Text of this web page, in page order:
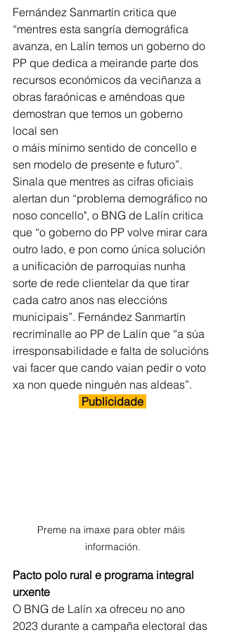
Fernández Sanmartín critica que
“mentres esta sangría demográfica
avanza, en Lalín temos un goberno do
PP que dedica a meirande parte dos
recursos económicos da veciñanza a
obras faraónicas e améndoas que
demostran que temos un goberno
local sen
o máis mínimo sentido de concello e
sen modelo de presente e futuro”.
Sinala que mentres as cifras oficiais
alertan dun “problema demográfico no
noso concello", o BNG de Lalín critica
que “o goberno do PP volve mirar cara
outro lado, e pon como única solución
a unificación de parroquias nunha
sorte de rede clientelar da que tirar
cada catro anos nas eleccións
municipais”. Fernández Sanmartín
recrimínalle ao PP de Lalín que “a súa
irresponsabilidade e falta de solucións
vai facer que cando vaian pedir o voto
xa non quede ninguén nas aldeas”.
Publicidade
Preme na imaxe para obter máis
información.
Pacto polo rural e programa integral
urxente
O BNG de Lalín xa ofreceu no ano
2023 durante a campaña electoral das